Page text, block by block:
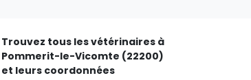
Trouvez tous les vétérinaires à
Pommerit-le-Vicomte (22200)
et leurs coordonnées